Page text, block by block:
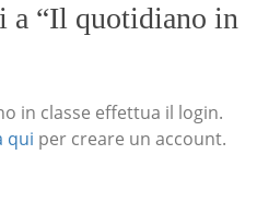
a “Il quotidiano in
in classe effettua il login.
qui per creare un account.